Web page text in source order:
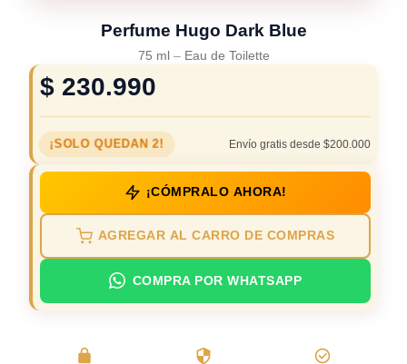
Perfume Hugo Dark Blue
75 ml – Eau de Toilette
$ 230.990
¡SOLO QUEDAN 2! Envío gratis desde $200.000
¡CÓMPRALO AHORA!
AGREGAR AL CARRO DE COMPRAS
COMPRA POR WHATSAPP